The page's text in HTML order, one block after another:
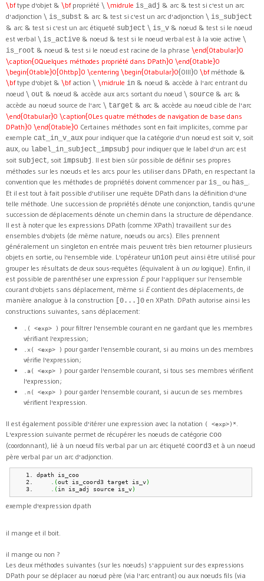
\bftype d'objet & \bfpropriété \ \midrule is_adj & arc & test si c'est un arc
d'adjonction \ is_subst & arc & test si c'est un arc d'adjonction \ is_subject
& arc & test si c'est un arc étiqueté subject \ is_v & noeud & test si le noeud
est verbal \ is_active & noeud & test si le noeud verbal est à la voie active \
is_root & noeud & test si le noeud est racine de la phrase \end{0tabular}0
\caption{0Quelques méthodes propriété dans DPath}0 \end{0table}0
\begin{0table}0[0htbp]0 \centering \begin{0tabular}0{0lll}0 \bfméthode &
\bftype d'objet & \bfaction \ \midrule in & noeud & accède à l'arc entrant du
noeud \ out & noeud & accède aux arcs sortant du noeud \ source & arc &
accède au noeud source de l'arc \ target & arc & accède au noeud cible de l'arc
\end{0tabular}0 \caption{0Les quatre méthodes de navigation de base dans
DPath}0 \end{0table}0 Certaines méthodes sont en fait implicites, comme par
exemple cat_in_v_aux pour indiquer que la catégorie d'un noeud est soit v, soit
aux, ou label_in_subject_impsubj pour indiquer que le label d'un arc est
soit subject, soit impsubj . Il est bien sûr possible de définir ses propres
méthodes sur les noeuds et les arcs pour les utiliser dans DPath, en respectant la
convention que les méthodes de propriétés doivent commencer par is_ ou has_ .
Et il est tout à fait possible d'utiliser une requête DPath dans la définition d'une
telle méthode. Une succession de propriétés dénote une conjonction, tandis qu'une
succession de déplacements dénote un chemin dans la structure de dépendance.
Il est à noter que les expressions DPath (comme XPath) travaillent sur des
ensembles d'objets (de même nature, noeuds ou arcs). Elles prennent
généralement un singleton en entrée mais peuvent très bien retourner plusieurs
objets en sortie, ou l'ensemble vide. L'opérateur union peut ainsi être utilisé pour
grouper les résultats de deux sous-requêtes (équivalent à un ou logique). Enfin, il
est possible de parenthéser une expression Epour l'appliquer sur l'ensemble
courant d'objets sans déplacement, même si Econtient des déplacements, de
manière analogue à la construction
[0...]0 en XPath. DPath autorise ainsi les
constructions suivantes, sans déplacement:
.( <exp> ) pour filtrer l'ensemble courant en ne gardant que les membres
vérifiant l'expression;
.x( <exp> ) pour garder l'ensemble courant, si au moins un des membres
vérifie l'expression;
.a( <exp> ) pour garder l'ensemble courant, si tous ses membres vérifient
l'expression;
.n( <exp> ) pour garder l'ensemble courant, si aucun de ses membres
vérifient l'expression.
Il est également possible d'itérer une expression avec la notation ( <exp>)*
L'expression suivante permet de récupérer les noeuds de catégorie coo
(coordonnant), lié à un noeud fils verbal par un arc étiqueté coord3 et à un noeud
père verbal par un arc d'adjonction.
dpath is_coo
. (out is_coord3 target is_v)
. (in is_adj source is_v)
exemple d'expression dpath
il mange et il boit.
il mange ou non ?
Les deux méthodes suivantes (sur les noeuds) s'appuient sur des expressions
DPath pour se déplacer au noeud père (via l'arc entrant) ou aux noeuds fils (via